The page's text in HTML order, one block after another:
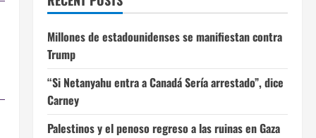
Millones de estadounidenses se manifiestan contra
Trump
“Si Netanyahu entra a Canadá Sería arrestado”, dice
Carney
Palestinos y el penoso regreso a las ruinas en Gaza